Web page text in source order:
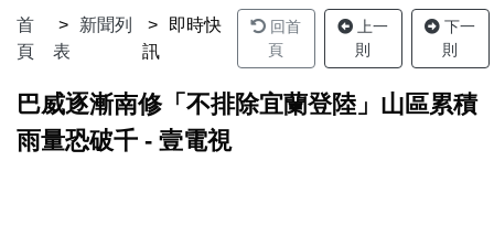
首
頁
新聞列
表
即時快
訊
回首
頁
上一
則
下一
則
巴威逐漸南修「不排除宜蘭登陸」山區累積
雨量恐破千 - 壹電視